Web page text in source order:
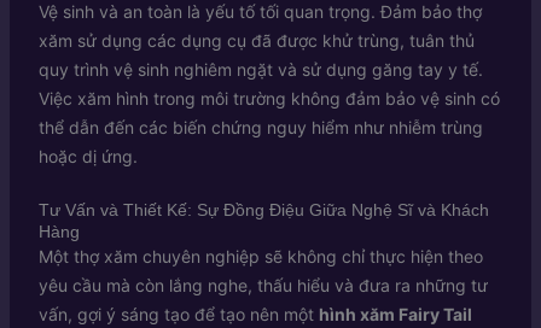
Vệ sinh và an toàn là yếu tố tối quan trọng. Đảm bảo thợ
xăm sử dụng các dụng cụ đã được khử trùng, tuân thủ
quy trình vệ sinh nghiêm ngặt và sử dụng găng tay y tế.
Việc xăm hình trong môi trường không đảm bảo vệ sinh có
thể dẫn đến các biến chứng nguy hiểm như nhiễm trùng
hoặc dị ứng.
Tư Vấn và Thiết Kế: Sự Đồng Điệu Giữa Nghệ Sĩ và Khách
Hàng
Một thợ xăm chuyên nghiệp sẽ không chỉ thực hiện theo
yêu cầu mà còn lắng nghe, thấu hiểu và đưa ra những tư
vấn, gợi ý sáng tạo để tạo nên một hình xăm Fairy Tail